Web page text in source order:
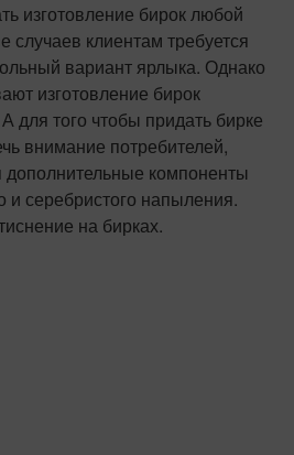
изготовление бирок любой
клиентам требуется
вариант ярлыка. Однако
изготовление бирок
для того чтобы придать бирке
внимание потребителей,
дополнительные компоненты
и серебристого напыления.
на бирках.